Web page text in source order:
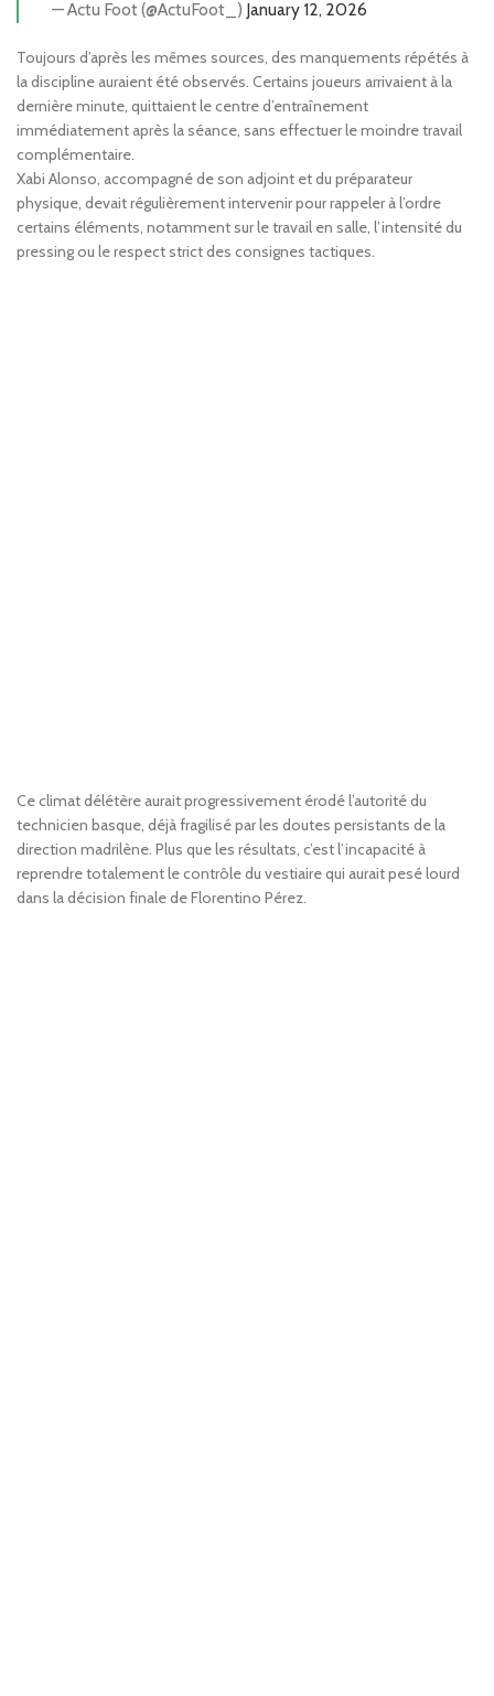
— Actu Foot (@ActuFoot_) January 12, 2026
Toujours d’après les mêmes sources, des manquements répétés à
la discipline auraient été observés. Certains joueurs arrivaient à la
dernière minute, quittaient le centre d’entraînement
immédiatement après la séance, sans effectuer le moindre travail
complémentaire.
Xabi Alonso, accompagné de son adjoint et du préparateur
physique, devait régulièrement intervenir pour rappeler à l’ordre
certains éléments, notamment sur le travail en salle, l’intensité du
pressing ou le respect strict des consignes tactiques.
Ce climat délétère aurait progressivement érodé l’autorité du
technicien basque, déjà fragilisé par les doutes persistants de la
direction madrilène. Plus que les résultats, c’est l’incapacité à
reprendre totalement le contrôle du vestiaire qui aurait pesé lourd
dans la décision finale de Florentino Pérez.